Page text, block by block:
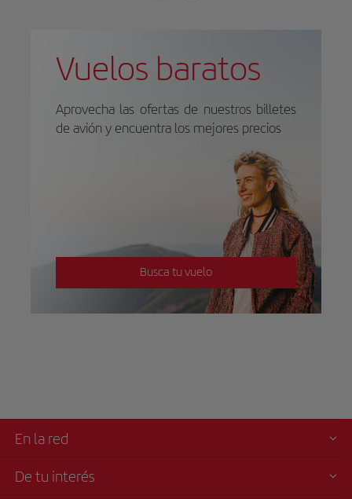
Vuelos baratos
Aprovecha las ofertas de nuestros billetes
de avión y encuentra los mejores precios
Busca tu vuelo
En la red
De tu interés